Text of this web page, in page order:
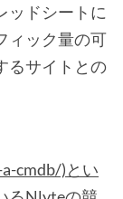
ッドシートに
ィック量の可
るサイトとの
cmdb/)とい